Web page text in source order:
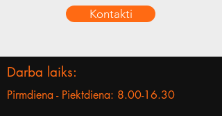
Kontakti
Darba laiks:
Pirmdiena - Piektdiena: 8.00-16.30